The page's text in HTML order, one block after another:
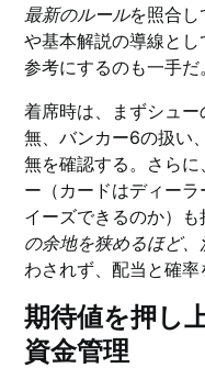
最新のルールを照合し
や基本解説の導線とし
参考にするのも一手だ
着席時は、まずシュ
無、バンカー6の扱い
無を確認する。さら
ー（カードはディー
イーズできるのか）も
の余地を狭めるほど
わされず、配当と確率
期待値を押し
資金管理